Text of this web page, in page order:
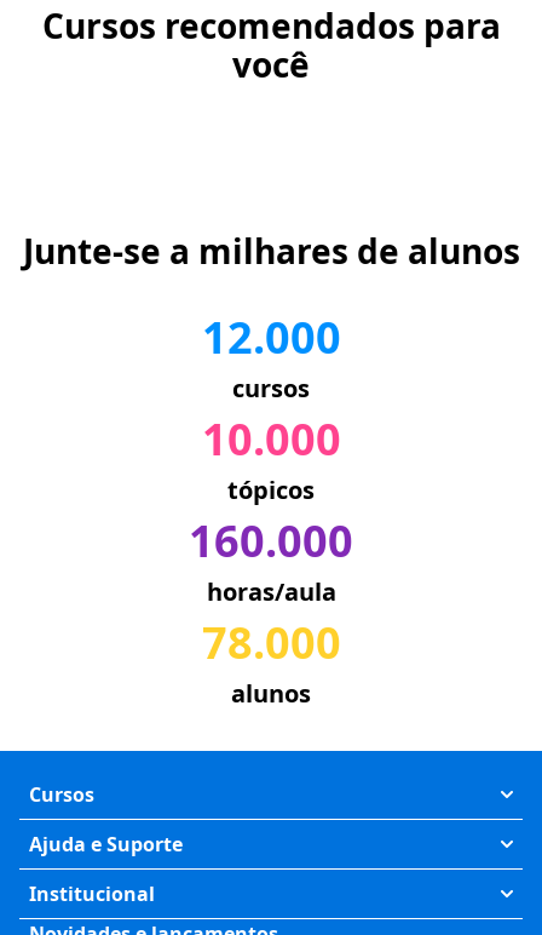
Cursos recomendados para
você
Junte-se a milhares de alunos
12.000
cursos
10.000
tópicos
160.000
horas/aula
78.000
alunos
Cursos
Exatas
Humanas
Saúde
Ajuda e Suporte
Meus Cursos
Fale Conosco
Institucional